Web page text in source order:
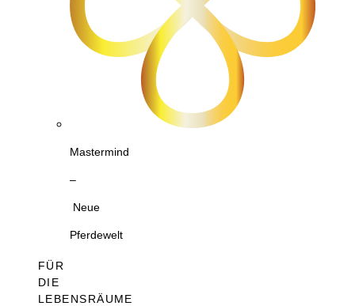
Mastermind
–
Neue
Pferdewelt
FÜR
DIE
LEBENSRÄUME